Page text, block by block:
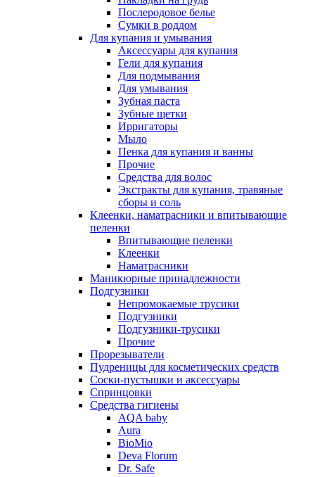
Послеродовое белье
Сумки в роддом
Для купания и умывания
Аксессуары для купания
Гели для купания
Для подмывания
Для умывания
Зубная паста
Зубные щетки
Ирригаторы
Мыло
Пенка для купания и ванны
Прочие
Средства для волос
Экстракты для купания, травяные
сборы и соль
Клеенки, наматрасники и впитывающие
пеленки
Впитывающие пеленки
Клеенки
Наматрасники
Маникюрные принадлежности
Подгузники
Непромокаемые трусики
Подгузники
Подгузники-трусики
Прочие
Прорезыватели
Пудреницы для косметических средств
Соски-пустышки и аксессуары
Спринцовки
Средства гигиены
AQA baby
Aura
BioMio
Deva Florum
Dr. Safe